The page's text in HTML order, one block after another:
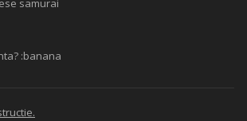
samurai
:banana